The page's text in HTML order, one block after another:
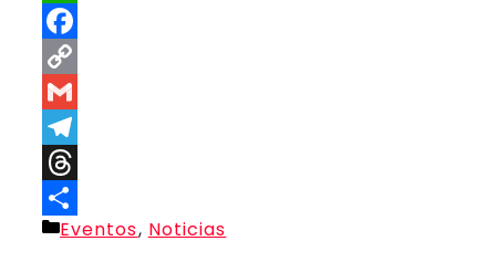
WhatsApp
Facebook
Copy
Link
Gmail
Telegram
Threads
Compartir
Categorías
Eventos, Noticias